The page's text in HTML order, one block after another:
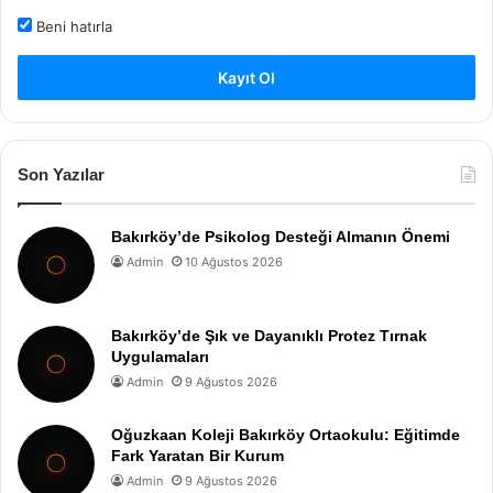
Beni hatırla
Kayıt Ol
Son Yazılar
Bakırköy’de Psikolog Desteği Almanın Önemi
Admin 10 Ağustos 2026
Bakırköy’de Şık ve Dayanıklı Protez Tırnak
Uygulamaları
Admin 9 Ağustos 2026
Oğuzkaan Koleji Bakırköy Ortaokulu: Eğitimde
Fark Yaratan Bir Kurum
Admin 9 Ağustos 2026